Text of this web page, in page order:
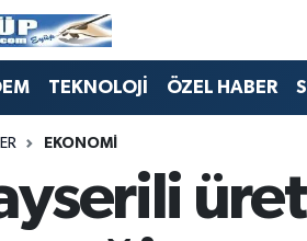
TEKNOLOJİ ÖZEL HABER
EKONOMİ